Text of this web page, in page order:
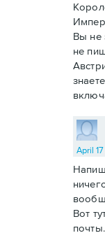
Вы не
не
April
Вот
почты.